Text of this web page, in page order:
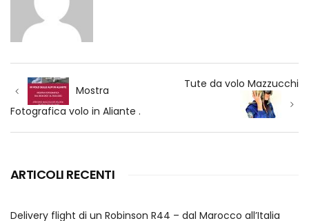
Navigazione
articoli
Mostra
Fotografica volo in Aliante .
Tute da volo Mazzucchi
ARTICOLI RECENTI
Delivery flight di un Robinson R44 – dal Marocco all’Italia